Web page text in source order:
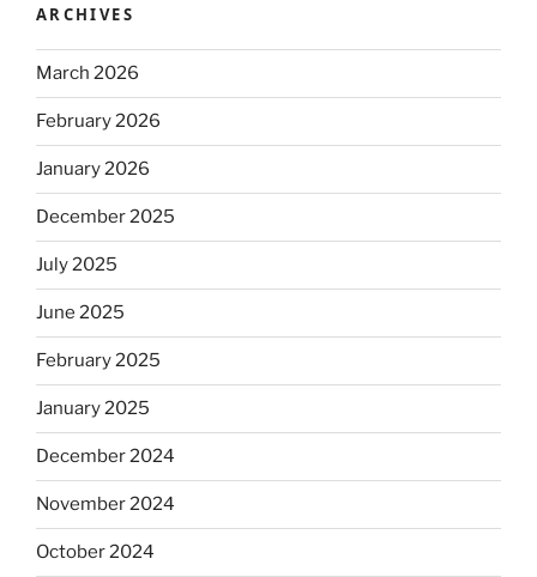
ARCHIVES
March 2026
February 2026
January 2026
December 2025
July 2025
June 2025
February 2025
January 2025
December 2024
November 2024
October 2024